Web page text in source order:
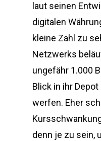
laut seinen
digitalen
kleine Zahl zu
Netzwerks
ungefähr 1.000
Blick in ihr
werfen. Eher
denn je zu sein,